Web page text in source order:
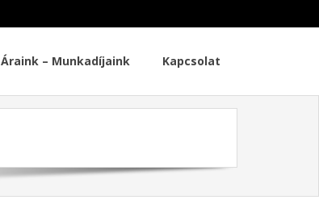
Áraink – Munkadíjaink Kapcsolat